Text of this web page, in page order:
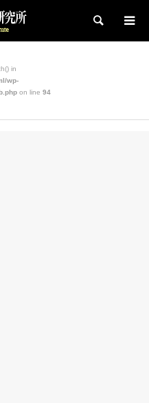
検索
in
wp-
on line 94